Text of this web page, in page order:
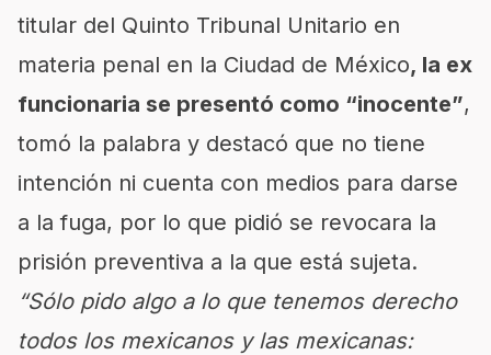
titular del Quinto Tribunal Unitario en
materia penal en la Ciudad de México, la ex
funcionaria se presentó como “inocente”,
tomó la palabra y destacó que no tiene
intención ni cuenta con medios para darse
a la fuga, por lo que pidió se revocara la
prisión preventiva a la que está sujeta.
“Sólo pido algo a lo que tenemos derecho
todos los mexicanos y las mexicanas: